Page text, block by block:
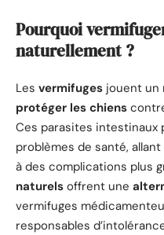
Pourquoi
naturellement ?
Les vermifuges jouent un
protéger les chiens
Ces parasites intestinaux
problèmes de santé,
à des complications plus
naturels offrent une
vermifuges
responsables